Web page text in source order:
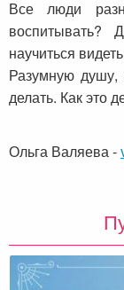
Все люди
научиться
Разумную душу,
делать. Как это
Ольга Валяева-